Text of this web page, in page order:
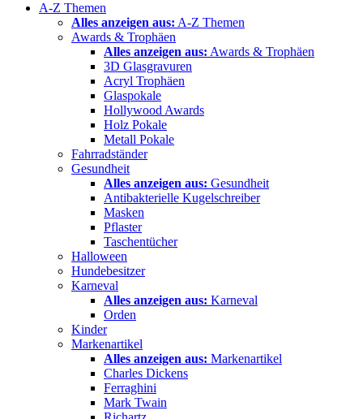
A-Z Themen
Alles anzeigen aus: A-Z Themen
Awards & Trophäen
Alles anzeigen aus: Awards & Trophäen
3D Glasgravuren
Acryl Trophäen
Glaspokale
Hollywood Awards
Holz Pokale
Metall Pokale
Fahrradständer
Gesundheit
Alles anzeigen aus: Gesundheit
Antibakterielle Kugelschreiber
Masken
Pflaster
Taschentücher
Halloween
Hundebesitzer
Karneval
Alles anzeigen aus: Karneval
Orden
Kinder
Markenartikel
Alles anzeigen aus: Markenartikel
Charles Dickens
Ferraghini
Mark Twain